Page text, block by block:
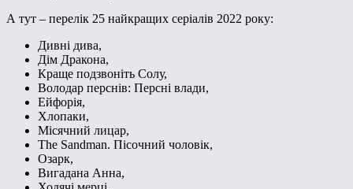
А тут – перелік 25 найкращих серіалів 2022 року:
Дивні дива,
Дім Дракона,
Краще подзвоніть Солу,
Володар перснів: Персні влади,
Ейфорія,
Хлопаки,
Місячний лицар,
The Sandman. Пісочний чоловік,
Озарк,
Вигадана Анна,